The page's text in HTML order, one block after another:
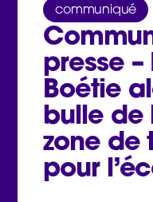
communiqué
presse –
Boétie
bulle de
zone de
pour